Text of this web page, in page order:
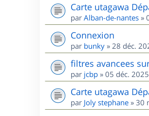
Carte utagawa
par Alban-de-nantes »
Connexion
par bunky » 28 déc.
filtres avancees
par jcbp » 05 déc.
Carte utagawa
par Joly stephane » 30